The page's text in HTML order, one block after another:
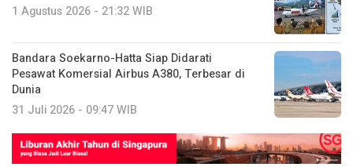
1 Agustus 2026 - 21:32 WIB
Bandara Soekarno-Hatta Siap Didarati
Pesawat Komersial Airbus A380, Terbesar di
Dunia
31 Juli 2026 - 09:47 WIB